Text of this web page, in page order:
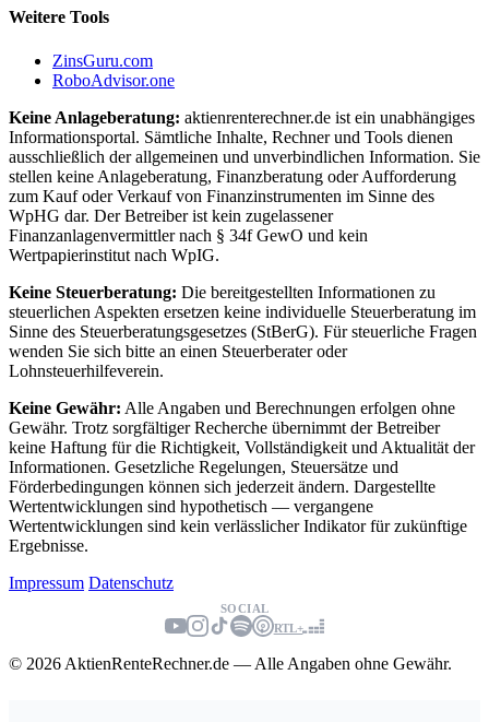
Weitere Tools
ZinsGuru.com
RoboAdvisor.one
Keine Anlageberatung: aktienrenterechner.de ist ein unabhängiges
Informationsportal. Sämtliche Inhalte, Rechner und Tools dienen
ausschließlich der allgemeinen und unverbindlichen Information. Sie
stellen keine Anlageberatung, Finanzberatung oder Aufforderung
zum Kauf oder Verkauf von Finanzinstrumenten im Sinne des
WpHG dar. Der Betreiber ist kein zugelassener
Finanzanlagenvermittler nach § 34f GewO und kein
Wertpapierinstitut nach WpIG.
Keine Steuerberatung: Die bereitgestellten Informationen zu
steuerlichen Aspekten ersetzen keine individuelle Steuerberatung im
Sinne des Steuerberatungsgesetzes (StBerG). Für steuerliche Fragen
wenden Sie sich bitte an einen Steuerberater oder
Lohnsteuerhilfeverein.
Keine Gewähr: Alle Angaben und Berechnungen erfolgen ohne
Gewähr. Trotz sorgfältiger Recherche übernimmt der Betreiber
keine Haftung für die Richtigkeit, Vollständigkeit und Aktualität der
Informationen. Gesetzliche Regelungen, Steuersätze und
Förderbedingungen können sich jederzeit ändern. Dargestellte
Wertentwicklungen sind hypothetisch — vergangene
Wertentwicklungen sind kein verlässlicher Indikator für zukünftige
Ergebnisse.
Impressum Datenschutz
SOCIAL
RTL+
© 2026 AktienRenteRechner.de — Alle Angaben ohne Gewähr.